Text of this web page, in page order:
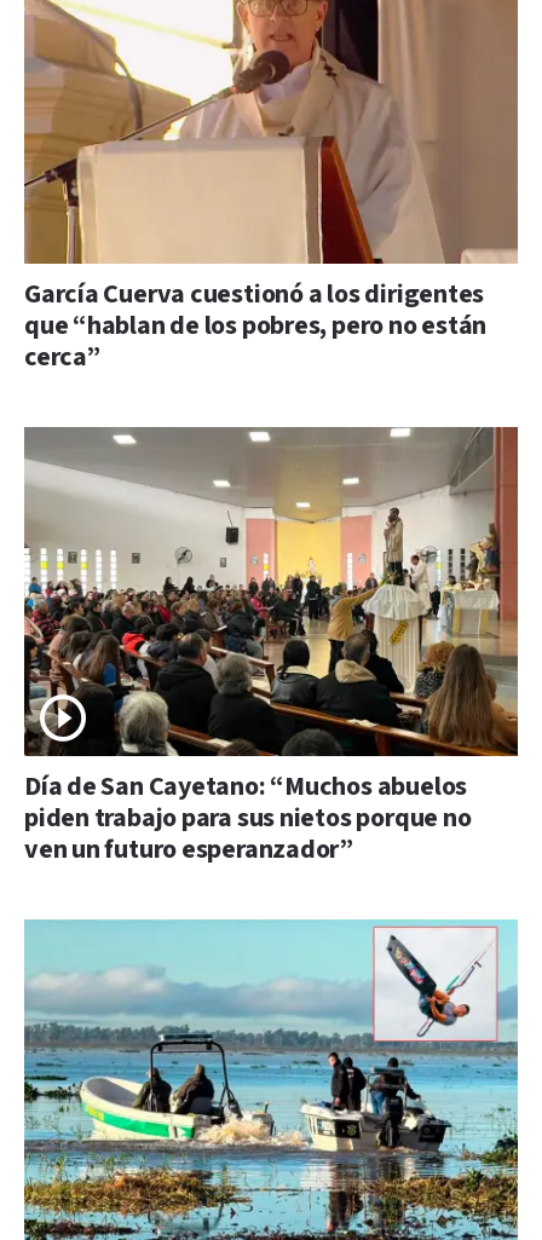
García Cuerva cuestionó a los dirigentes
que “hablan de los pobres, pero no están
cerca”
Día de San Cayetano: “Muchos abuelos
piden trabajo para sus nietos porque no
ven un futuro esperanzador”